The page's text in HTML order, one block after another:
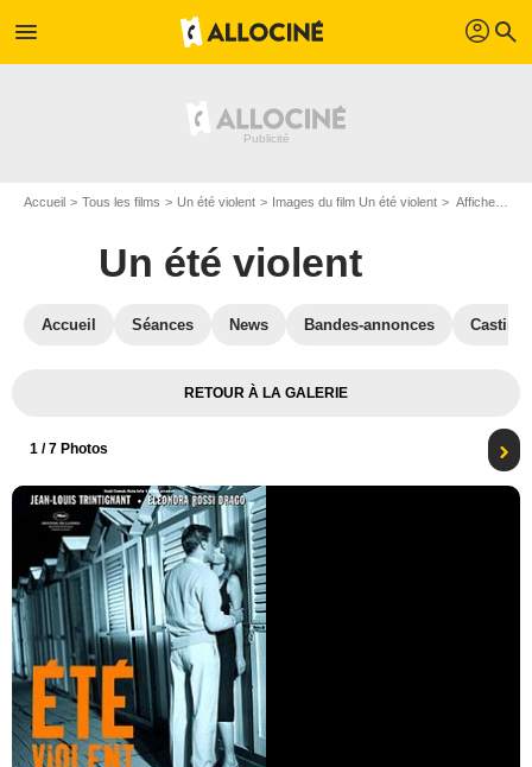
menu profil search
Accueil Tous les films Un été violent Images du film Un été violent Affiche du film Un été violent - Photo 1
Un été violent
Accueil Séances News Bandes-annonces Casting
RETOUR À LA GALERIE
1 / 7 Photos